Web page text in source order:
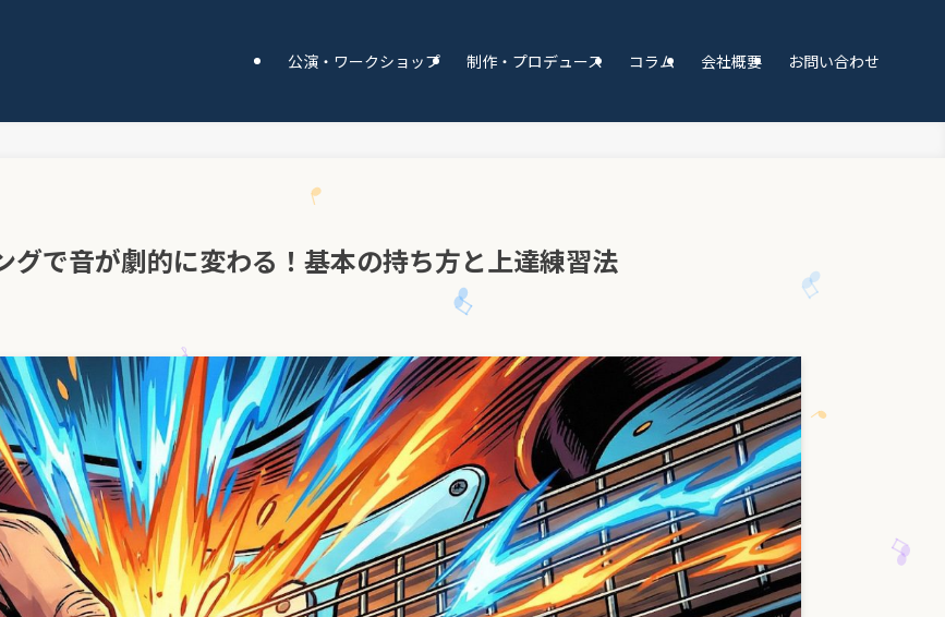
公演・ワークショップ 制作・プロデュース コラム 会社概要 お問い合わせ
グで音が劇的に変わる！基本の持ち方と上達練習法